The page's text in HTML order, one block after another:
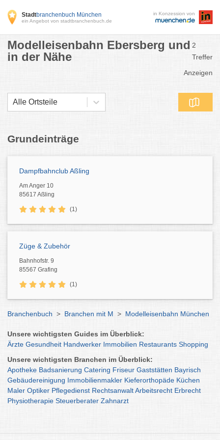
Stadtbranchenbuch München
ein Angebot von stadtbranchenbuch.de
in Konzession von
Modelleisenbahn Ebersberg und
in der Nähe
2
Treffer
Anzeigen
Alle Ortsteile
Grundeinträge
Dampfbahnclub Aßling
Am Anger 10
85617 Aßling
(1)
Züge & Zubehör
Bahnhofstr. 9
85567 Grafing
(1)
Branchenbuch > Branchen mit M > Modelleisenbahn München
Unsere wichtigsten Guides im Überblick:
Ärzte Gesundheit Handwerker Immobilien Restaurants Shopping
Unsere wichtigsten Branchen im Überblick:
Apotheke Badsanierung Catering Friseur Gaststätten Bayrisch
Gebäudereinigung Immobilienmakler Kieferorthopäde Küchen
Maler Optiker Pflegedienst RechtsanwaltArbeitsrecht Erbrecht
Physiotherapie Steuerberater Zahnarzt